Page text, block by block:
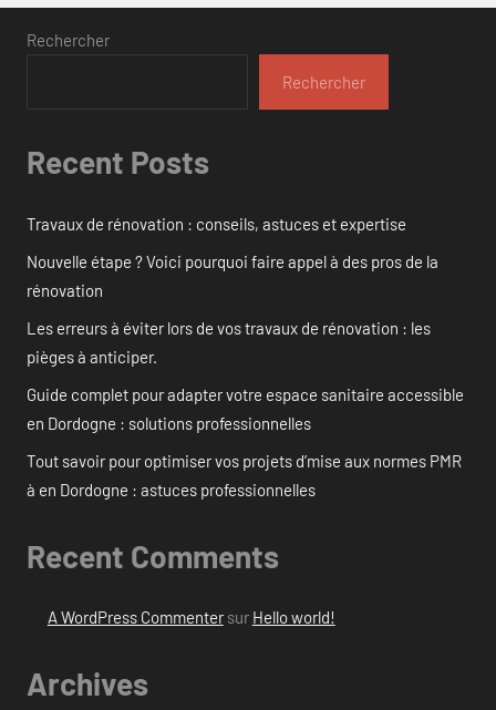
Rechercher
Rechercher
Recent Posts
Travaux de rénovation : conseils, astuces et expertise
Nouvelle étape ? Voici pourquoi faire appel à des pros de la
rénovation
Les erreurs à éviter lors de vos travaux de rénovation : les
pièges à anticiper.
Guide complet pour adapter votre espace sanitaire accessible
en Dordogne : solutions professionnelles
Tout savoir pour optimiser vos projets d’mise aux normes PMR
à en Dordogne : astuces professionnelles
Recent Comments
A WordPress Commentersur Hello world!
Archives